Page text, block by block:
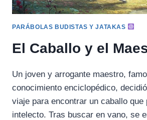
PARÁBOLAS BUDISTAS Y JATAKAS
El Caballo y el
Un joven y arrogante maestro,
conocimiento enciclopédico,
viaje para encontrar un caballo que
intelecto. Tras buscar en vano, se